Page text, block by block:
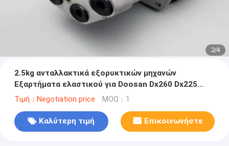
2/4
2.5kg ανταλλακτικά εξορυκτικών μηχανών
Εξαρτήματα ελαστικού για Doosan Dx260 Dx225
Dx255 Dx300 Dx340
Τιμή：Negotiation price MOQ：1
Καλύτερη τιμή Επικοινωνήστε